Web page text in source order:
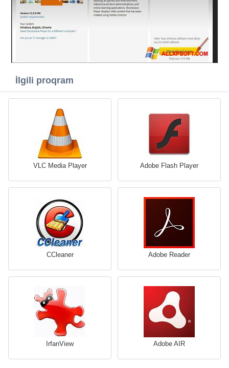
İlgili proqram
VLC Media Player Adobe Flash Player
CCleaner Adobe Reader
IrfanView Adobe AIR